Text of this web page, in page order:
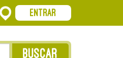
Entrar